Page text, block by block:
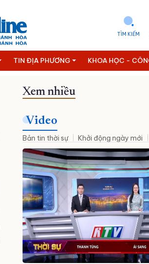
TÌM KIẾM
TIN ĐỊA PHƯƠNG KHOA HỌC -
Xem nhiều
Video
Bản tin thời sự Khởi động ngày mới